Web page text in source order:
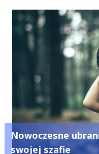
Nowoczesne
swojej szafie